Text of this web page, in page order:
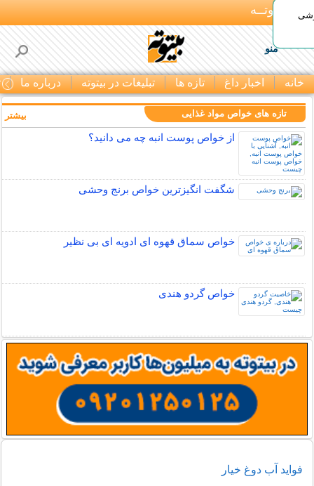
بـیتوتــه
منو
خانه اخبار داغ تازه ها تبلیغات در بیتوته درباره ما
تازه های خواص مواد غذایی
از خواص پوست انبه چه می دانید؟
شگفت انگیزترین خواص برنج وحشی
خواص سماق قهوه ای ادویه ای بی نظیر
خواص گردو هندی
بیشتر
فواید آب دوغ خیار